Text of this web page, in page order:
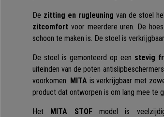
De zitting en rugleuning van de stoel
zitcomfort voor meerdere uren. De
schoon te maken is. De stoel is
De stoel is gemonteerd op een stevig
uiteinden van de poten
voorkomen. MITAis verkrijgbaar met
product dat ontworpen is om lang mee te
Het MITA STOFmodel is